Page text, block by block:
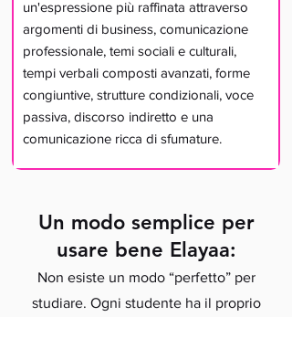
un'espressione più raffinata attraverso
argomenti di business, comunicazione
professionale, temi sociali e culturali,
tempi verbali composti avanzati, forme
congiuntive, strutture condizionali, voce
passiva, discorso indiretto e una
comunicazione ricca di sfumature.
Un modo semplice per
usare bene Elayaa:
Non esiste un modo “perfetto” per
studiare. Ogni studente ha il proprio